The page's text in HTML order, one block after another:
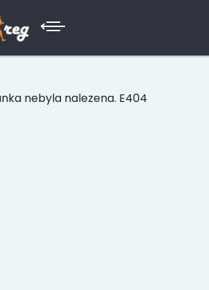
nebyla nalezena. E404